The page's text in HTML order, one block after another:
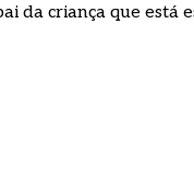
da criança que está